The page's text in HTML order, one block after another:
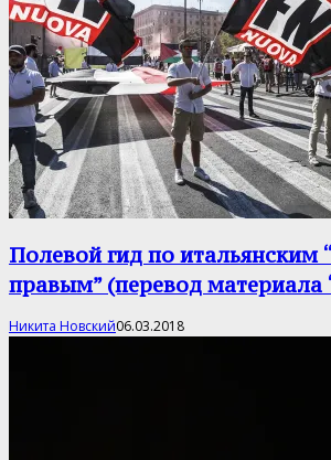
Полевой гид по итальянским
правым” (перевод материала
Никита Новский06.03.2018